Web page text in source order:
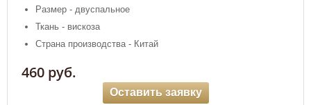
Размер - двуспальное
Ткань - вискоза
Страна производства - Китай
460 руб.
Оставить заявку